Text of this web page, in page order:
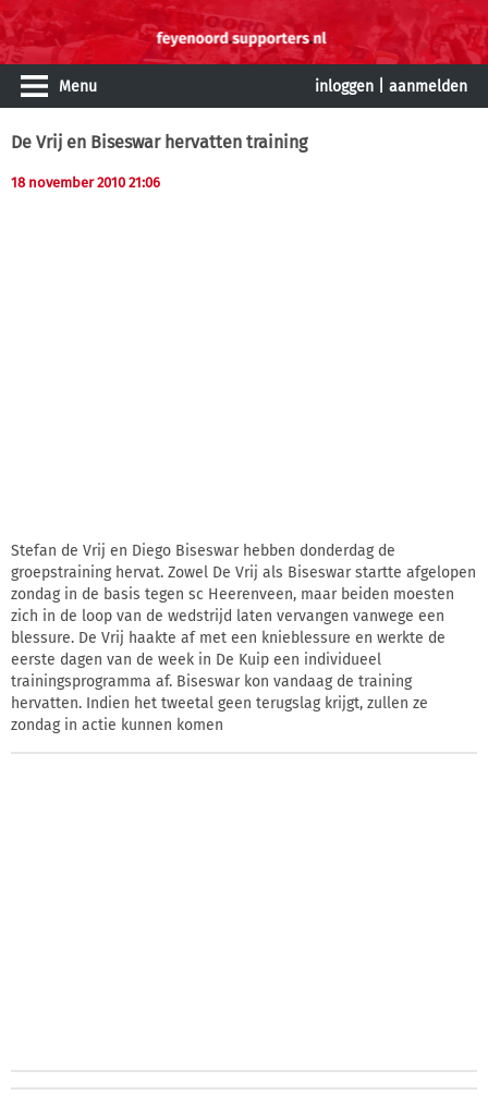
Menu inloggen aanmelden
De Vrij en Biseswar hervatten training
18 november 2010 21:06
Stefan de Vrij en Diego Biseswar hebben donderdag de
groepstraining hervat. Zowel De Vrij als Biseswar startte afgelopen
zondag in de basis tegen sc Heerenveen, maar beiden moesten
zich in de loop van de wedstrijd laten vervangen vanwege een
blessure. De Vrij haakte af met een knieblessure en werkte de
eerste dagen van de week in De Kuip een individueel
trainingsprogramma af. Biseswar kon vandaag de training
hervatten. Indien het tweetal geen terugslag krijgt, zullen ze
zondag in actie kunnen komen